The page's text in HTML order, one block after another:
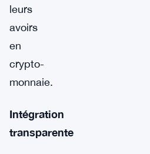
leurs
avoirs
en
crypto-
monnaie.
Intégration
transparente